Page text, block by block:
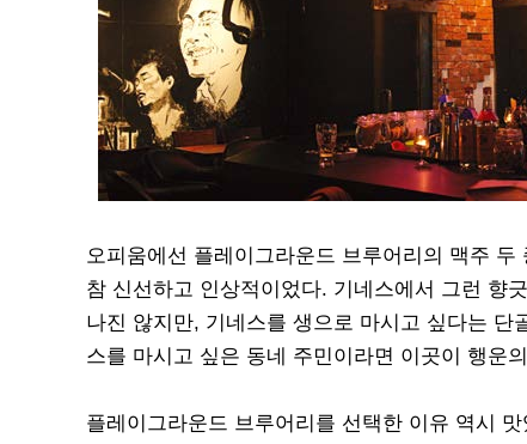
오피움에선 플레이그라운드 브루어리의 맥주
참 신선하고 인상적이었다. 기네스에서 그런 향
나진 않지만, 기네스를 생으로 마시고 싶다는 단
스를 마시고 싶은 동네 주민이라면 이곳이 행운
플레이그라운드 브루어리를 선택한 이유 역시